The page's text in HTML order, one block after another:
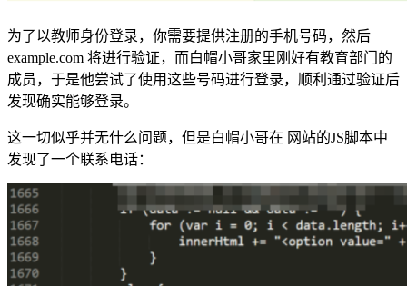
为了以教师身份登录，你需要提供注册的手机号码，然后
example.com 将进行验证，而白帽小哥家里刚好有教育部门的
成员，于是他尝试了使用这些号码进行登录，顺利通过验证后
发现确实能够登录。
这一切似乎并无什么问题，但是白帽小哥在 网站的JS脚本中
发现了一个联系电话：